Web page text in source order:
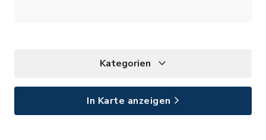
Kategorien
In Karte anzeigen